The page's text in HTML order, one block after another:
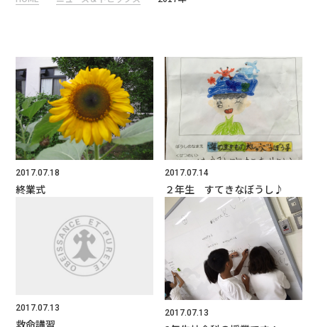
アクセス
よくあるご質問
資料請求・お問合せ
在校生・保護者の方へ
2017.07.18
終業式
2017.07.14
２年生 すてきなぼうし♪
2017.07.13 2017.07.13